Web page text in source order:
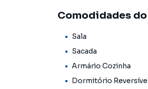
Comodidades
Sala
Sacada
Armário Cozinha
Dormitório